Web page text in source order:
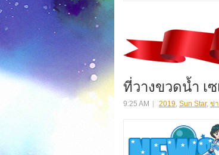
ที่วางขวดน้ำ เ
9:25 AM 2019, Sun Star, ข่